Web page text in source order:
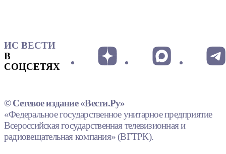
ИС ВЕСТИ
В
СОЦСЕТЯХ
© Сетевое издание «Вести.Ру»
«Федеральное государственное унитарное предприятие
Всероссийская государственная телевизионная и
радиовещательная компания» (ВГТРК).